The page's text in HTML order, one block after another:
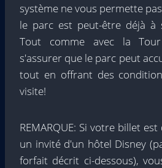
système ne vous permette
le parc est peut-être déjà à
Tout comme avec la
s'assurer que le parc peut
tout en offrant des
visite!
REMARQUE: Si votre billet
un invité d'un hôtel Disney
forfait décrit ci-dessous),